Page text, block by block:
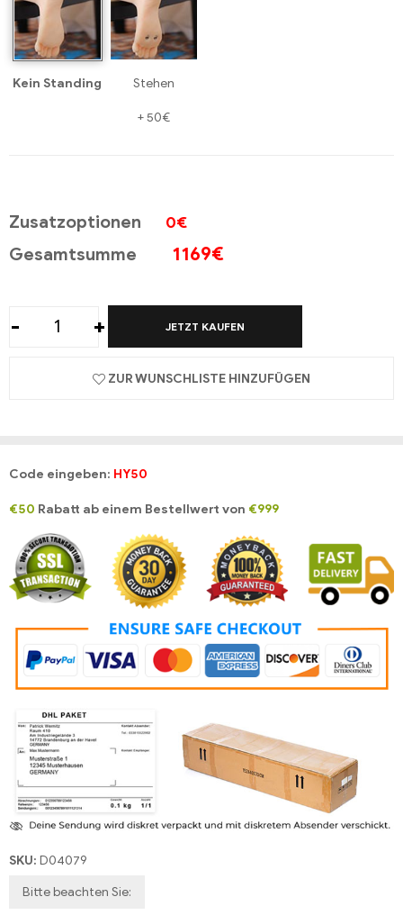
Kein Standing Stehen
+50€
Zusatzoptionen 0€
Gesamtsumme 1169€
- + JETZT KAUFEN
ZUR WUNSCHLISTE HINZUFÜGEN
Code eingeben: HY50
€50 Rabatt ab einem Bestellwert von €999
SKU: D04079
Bitte beachten Sie: